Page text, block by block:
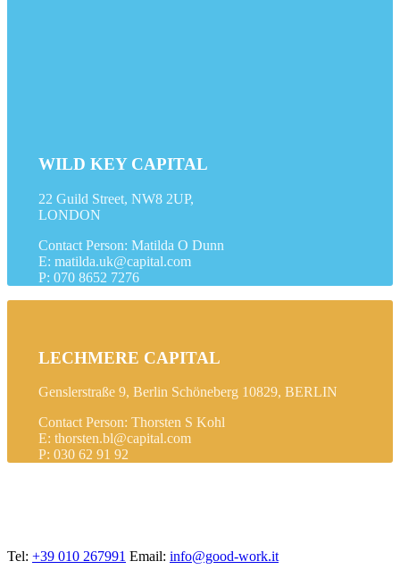
WILD KEY CAPITAL
22 Guild Street, NW8 2UP,
LONDON
Contact Person: Matilda O Dunn
E: matilda.uk@capital.com
P: 070 8652 7276
LECHMERE CAPITAL
Genslerstraße 9, Berlin Schöneberg 10829, BERLIN
Contact Person: Thorsten S Kohl
E: thorsten.bl@capital.com
P: 030 62 91 92
Tel: +39 010 267991 Email: info@good-work.it